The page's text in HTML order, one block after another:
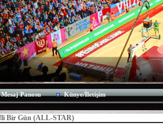
Mesaj Panosu Künye/İletişim
Bir Gün (ALL-STAR)